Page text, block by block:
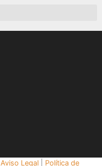
Aviso Legal Política de